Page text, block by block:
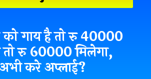
को गाय है तो रु 40000
रु 60000 मिलेगा,
करे अप्लाई?